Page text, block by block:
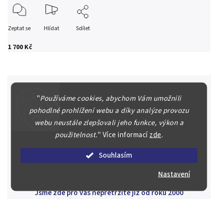
"Používáme cookies, abychom Vám umožnili
pohodlné prohlížení webu a díky analýze provozu
webu neustále zlepšovali jeho funkce, výkon a
použitelnost." Více informacízde.
Souhlasím
Nastavení
1 700 Kč
Zeptat se Hlídat Sdílet
Špičkové služby za nejlepší ceny
Náš kolektiv specialistů a znalců se Vám bude plně věnovat.
Posoudíme kvalitu a pravost Vašeho materiálu, prodáme v naší
Jsme zde pro Vás nepřetržitě již od roku 2000